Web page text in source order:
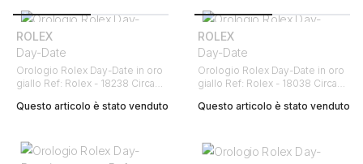
ROLEX
Day-Date
Orologio Rolex Day-Date in oro
giallo Ref: Rolex - 18238 Circa
Questo articolo è stato venduto
ROLEX
Day-Date
Orologio Rolex Day-Date in oro
giallo Ref: Rolex - 18038 Circa
Questo articolo è stato venduto